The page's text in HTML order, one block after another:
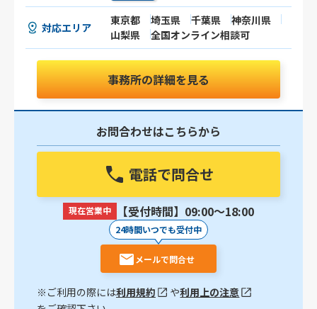
対応エリア
東京都 埼玉県 千葉県
神奈川県
山梨県
全国オンライン相談可
事務所の詳細を見る
お問合わせはこちらから
電話で問合せ
現在営業中 【受付時間】09:00〜18:00
24時間いつでも受付中
メールで問合せ
※ご利用の際には利用規約 や利用上の注意